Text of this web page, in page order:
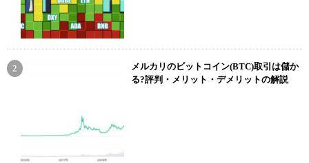
メルカリのビットコイン(BTC)取引は儲か
る?評判・メリット・デメリットの解説